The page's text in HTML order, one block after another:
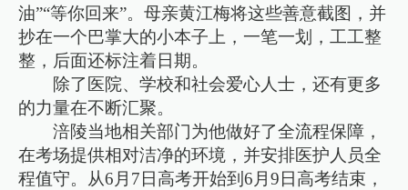
油”“等你回来”。母亲黄江梅将这些善意截图，并
抄在一个巴掌大的小本子上，一笔一划，工工整
整，后面还标注着日期。
除了医院、学校和社会爱心人士，还有更多
的力量在不断汇聚。
涪陵当地相关部门为他做好了全流程保障，
在考场提供相对洁净的环境，并安排医护人员全
程值守。从6月7日高考开始到6月9日高考结束，